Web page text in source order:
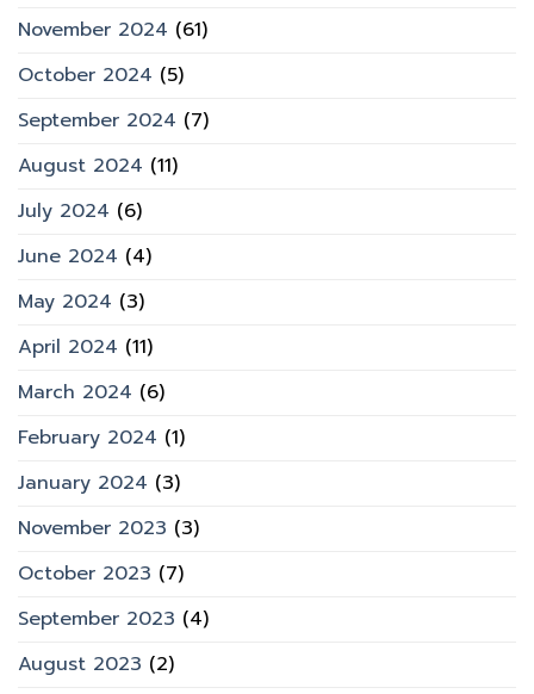
November 2024 (61)
October 2024 (5)
September 2024 (7)
August 2024 (11)
July 2024 (6)
June 2024 (4)
May 2024 (3)
April 2024 (11)
March 2024 (6)
February 2024 (1)
January 2024 (3)
November 2023 (3)
October 2023 (7)
September 2023 (4)
August 2023 (2)